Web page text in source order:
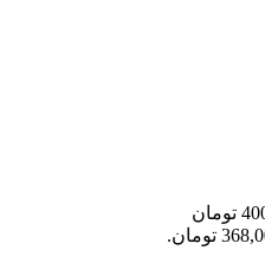
قیمت اصلی: 400,000 تومان